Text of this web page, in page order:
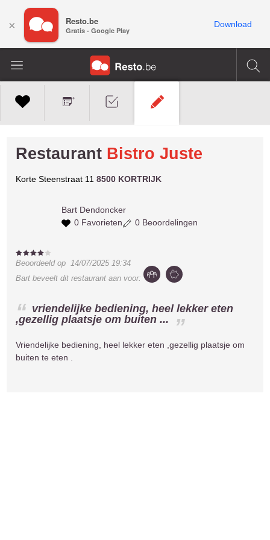
Restaurant Bistro Juste
Korte Steenstraat 118500 KORTRIJK
Bart Dendoncker
0 Favorieten
0 Beoordelingen
Beoordeeld op14/07/2025 19:34
Bart beveelt dit restaurant aan voor:
vriendelijke bediening, heel lekker eten
,gezellig plaatsje om buiten ...
Vriendelijke bediening, heel lekker eten ,gezellig plaatsje om
buiten te eten .
× Resto.be
Gratis - Google Play
Download